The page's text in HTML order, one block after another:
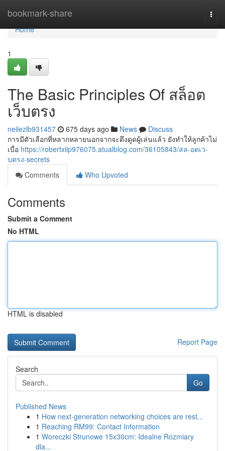
bookmark-share
Home
Home
1
The Basic Principles Of สล็อต
เว็บตรง
neilezlb931457 675 days ago News
Discuss
การมีตัวเลือกที่หลากหลายนอกจากจะดึงดูดผู้เล่นแล้ว ยังทำให้ลูกค้าไม่
เบื่อ https://robertxiip976075.atualblog.com/36105843/สล-อตเว-
บตรง-secrets
Comments
Who Upvoted
Comments
Submit a Comment
No HTML
HTML is disabled
Report Page
Search
Go
Published News
1 How next-generation networking choices are rest...
1 Reaching RM99: Contact Information
1 Woreczki Strunowe 15x30cm: Idealne Rozmiary
dla...